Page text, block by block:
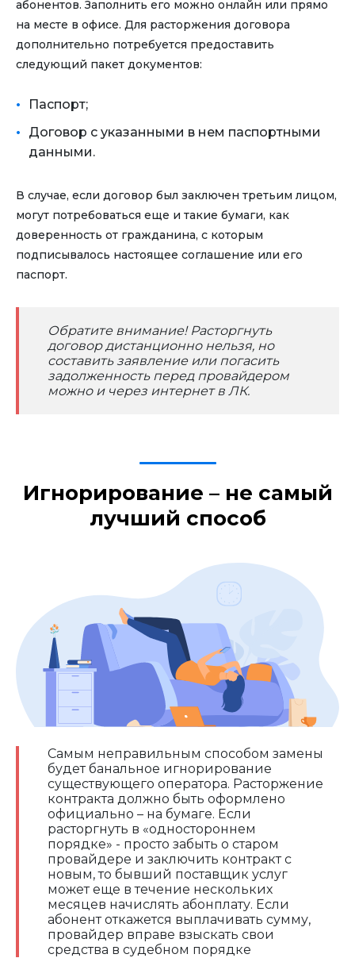
абонентов. Заполнить его можно онлайн или прямо
на месте в офисе. Для расторжения договора
дополнительно потребуется предоставить
следующий пакет документов:
Паспорт;
Договор с указанными в нем паспортными
данными.
В случае, если договор был заключен третьим лицом,
могут потребоваться еще и такие бумаги, как
доверенность от гражданина, с которым
подписывалось настоящее соглашение или его
паспорт.
Обратите внимание! Расторгнуть
договор дистанционно нельзя, но
составить заявление или погасить
задолженность перед провайдером
можно и через интернет в ЛК.
Игнорирование – не самый
лучший способ
Самым неправильным способом замены
будет банальное игнорирование
существующего оператора. Расторжение
контракта должно быть оформлено
официально – на бумаге. Если
расторгнуть в «одностороннем
порядке» - просто забыть о старом
провайдере и заключить контракт с
новым, то бывший поставщик услуг
может еще в течение нескольких
месяцев начислять абонплату. Если
абонент откажется выплачивать сумму,
провайдер вправе взыскать свои
средства в судебном порядке